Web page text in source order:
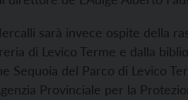
sarà invece ospite della
di Levico Terme e dalla
Sequoia del Parco di Levico
Provinciale per la